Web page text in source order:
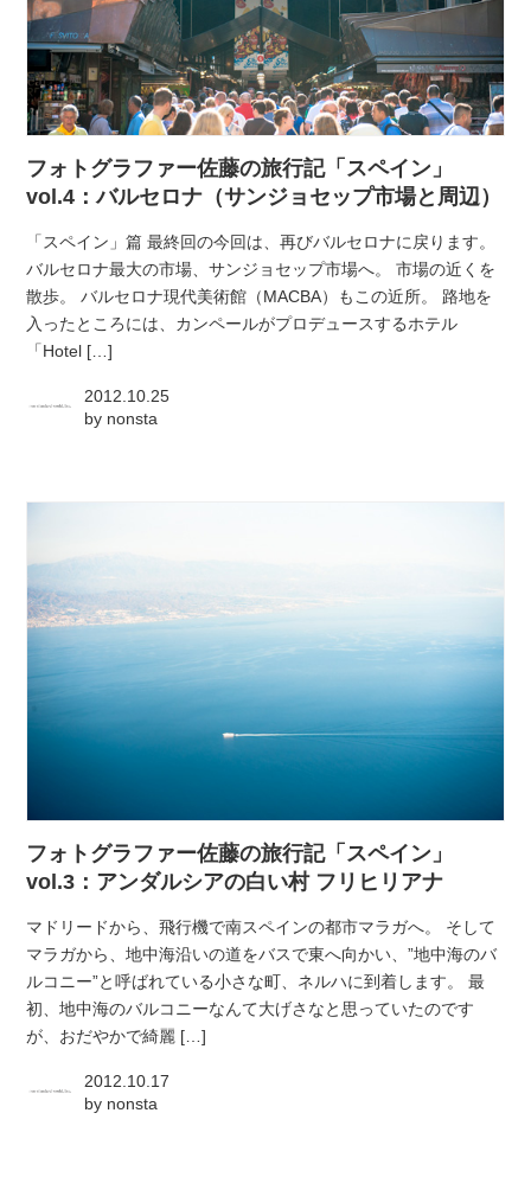
contact
english
フォトグラファー佐藤の旅行記「スペイン」
vol.4：バルセロナ（サンジョセップ市場と周辺）
「スペイン」篇 最終回の今回は、再びバルセロナに戻ります。
バルセロナ最大の市場、サンジョセップ市場へ。 市場の近くを
散歩。 バルセロナ現代美術館（MACBA）もこの近所。 路地を
入ったところには、カンペールがプロデュースするホテル
「Hotel […]
2012.10.25
by nonsta
フォトグラファー佐藤の旅行記「スペイン」
vol.3：アンダルシアの白い村 フリヒリアナ
マドリードから、飛行機で南スペインの都市マラガへ。 そして
マラガから、地中海沿いの道をバスで東へ向かい、”地中海のバ
ルコニー”と呼ばれている小さな町、ネルハに到着します。 最
初、地中海のバルコニーなんて大げさなと思っていたのです
が、おだやかで綺麗 […]
2012.10.17
by nonsta